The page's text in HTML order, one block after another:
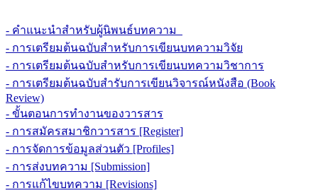
- คำแนะนำสำหรับผู้นิพนธ์บทความ
- การเตรียมต้นฉบับสำหรับการเขียนบทความวิจัย
- การเตรียมต้นฉบับสำหรับการเขียนบทความวิชาการ
- การเตรียมต้นฉบับสำรับการเขียนวิจารณ์หนังสือ (Book
Review)
- ขั้นตอนการทำงานของวารสาร
- การสมัครสมาชิกวารสาร [Register]
- การจัดการข้อมูลส่วนตัว [Profiles]
- การส่งบทความ [Submission]
- การแก้ไขบทความ [Revisions]